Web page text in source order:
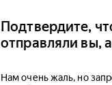
Подтвердите,
отправляли вы,
Нам очень жаль, но